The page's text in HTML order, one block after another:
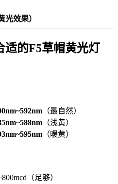
光效果）
适的F5草帽黄光灯
（最自然）
（浅黄）
（暖黄）
（足够）